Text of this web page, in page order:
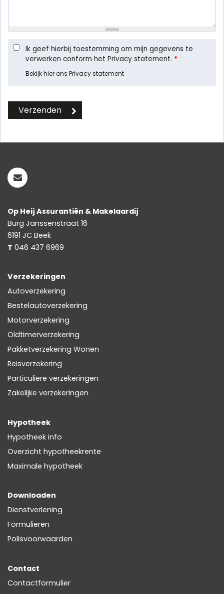
Ik geef hierbij toestemming om mijn gegevens te
verwerken conform het Privacy statement. *
Bekijk hier ons Privacy statement
Op Heij Assurantiën & Makelaardij
Burg Janssenstraat 16
6191 JC Beek
T 046 437 6969
Verzekeringen
Autoverzekering
Bestelautoverzekering
Motorverzekering
Oldtimerverzekering
Pakketverzekering Wonen
Reisverzekering
Particuliere verzekeringen
Zakelijke verzekeringen
Hypotheek
Hypotheek info
Overzicht hypotheekrente
Maximale hypotheek
Downloaden
Dienstverlening
Formulieren
Polisvoorwaarden
Contact
Contactformulier